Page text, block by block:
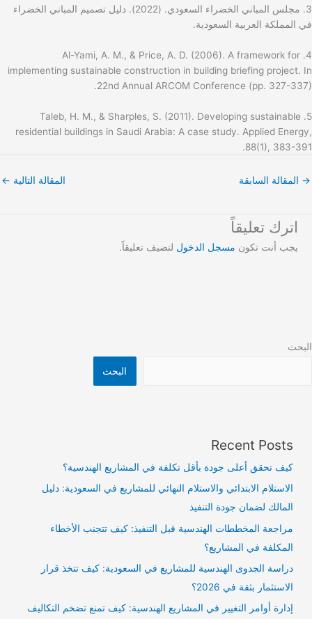
3. مجلس المباني الخضراء السعودي. (2022). دليل تصميم المباني الخضراء
في المملكة العربية السعودية.
4. Al-Yami, A. M., & Price, A. D. (2006). A framework for
implementing sustainable construction in building briefing project. In
22nd Annual ARCOM Conference (pp. 327-337).
5. Taleb, H. M., & Sharples, S. (2011). Developing sustainable
residential buildings in Saudi Arabia: A case study. Applied Energy,
88(1), 383-391.
→ المقالة السابقة المقالة التالية ←
اترك تعليقاً
يجب أنت تكون مسجل الدخول لتضيف تعليقاً.
البحث
البحث
Recent Posts
كيف تحقق أعلى جودة بأقل تكلفة في المشاريع الهندسية؟
الاستلام الابتدائي والاستلام النهائي للمشاريع في السعودية: دليل
المالك لضمان جودة التنفيذ
مراجعة المخططات الهندسية قبل التنفيذ: كيف تتجنب الأخطاء
المكلفة في المشاريع؟
دراسة الجدوى الهندسية للمشاريع في السعودية: كيف تتخذ قرار
الاستثمار بثقة في 2026؟
إدارة أوامر التغيير في المشاريع الهندسية: كيف تمنع تضخم التكاليف